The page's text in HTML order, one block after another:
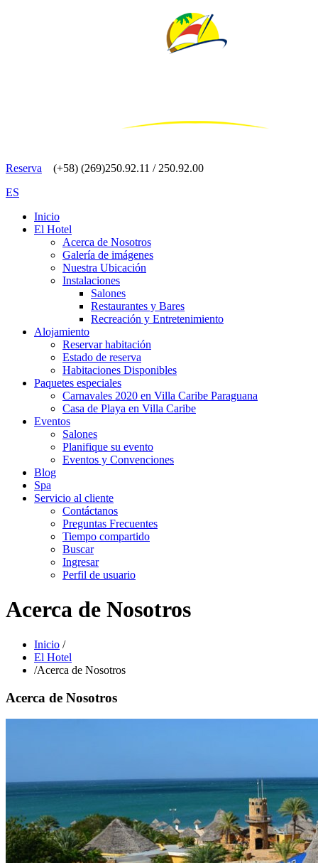
Reserva
(+58) (269)250.92.11 / 250.92.00
ES
Inicio
El Hotel
Acerca de Nosotros
Galería de imágenes
Nuestra Ubicación
Instalaciones
Salones
Restaurantes y Bares
Recreación y Entretenimiento
Alojamiento
Reservar habitación
Estado de reserva
Habitaciones Disponibles
Paquetes especiales
Carnavales 2020 en Villa Caribe Paraguana
Casa de Playa en Villa Caribe
Eventos
Salones
Planifique su evento
Eventos y Convenciones
Blog
Spa
Servicio al cliente
Contáctanos
Preguntas Frecuentes
Tiempo compartido
Buscar
Ingresar
Perfil de usuario
Acerca de Nosotros
Inicio /
El Hotel
/Acerca de Nosotros
Acerca de Nosotros